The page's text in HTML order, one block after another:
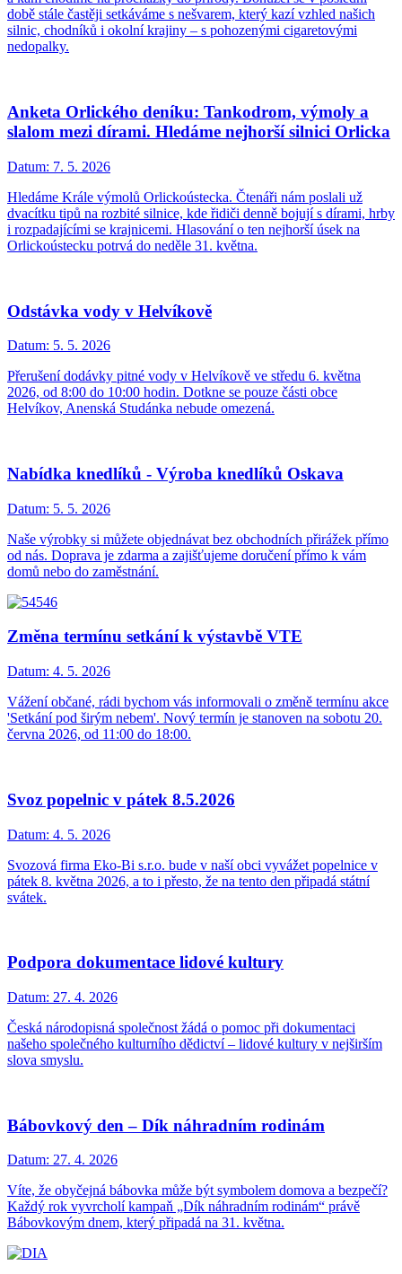
době stále častěji setkáváme s nešvarem, který kazí vzhled našich
silnic, chodníků i okolní krajiny – s pohozenými cigaretovými
nedopalky.
Anketa Orlického deníku: Tankodrom, výmoly a
slalom mezi dírami. Hledáme nejhorší silnici Orlicka
Datum: 7. 5. 2026
Hledáme Krále výmolů Orlickoústecka. Čtenáři nám poslali už
dvacítku tipů na rozbité silnice, kde řidiči denně bojují s dírami, hrby
i rozpadajícími se krajnicemi. Hlasování o ten nejhorší úsek na
Orlickoústecku potrvá do neděle 31. května.
Odstávka vody v Helvíkově
Datum: 5. 5. 2026
Přerušení dodávky pitné vody v Helvíkově ve středu 6. května
2026, od 8:00 do 10:00 hodin. Dotkne se pouze části obce
Helvíkov, Anenská Studánka nebude omezená.
Nabídka knedlíků - Výroba knedlíků Oskava
Datum: 5. 5. 2026
Naše výrobky si můžete objednávat bez obchodních přirážek přímo
od nás. Doprava je zdarma a zajišťujeme doručení přímo k vám
domů nebo do zaměstnání.
Změna termínu setkání k výstavbě VTE
Datum: 4. 5. 2026
Vážení občané, rádi bychom vás informovali o změně termínu akce
'Setkání pod širým nebem'. Nový termín je stanoven na sobotu 20.
června 2026, od 11:00 do 18:00.
Svoz popelnic v pátek 8.5.2026
Datum: 4. 5. 2026
Svozová firma Eko-Bi s.r.o. bude v naší obci vyvážet popelnice v
pátek 8. května 2026, a to i přesto, že na tento den připadá státní
svátek.
Podpora dokumentace lidové kultury
Datum: 27. 4. 2026
Česká národopisná společnost žádá o pomoc při dokumentaci
našeho společného kulturního dědictví – lidové kultury v nejširším
slova smyslu.
Bábovkový den – Dík náhradním rodinám
Datum: 27. 4. 2026
Víte, že obyčejná bábovka může být symbolem domova a bezpečí?
Každý rok vyvrcholí kampaň „Dík náhradním rodinám“ právě
Bábovkovým dnem, který připadá na 31. května.